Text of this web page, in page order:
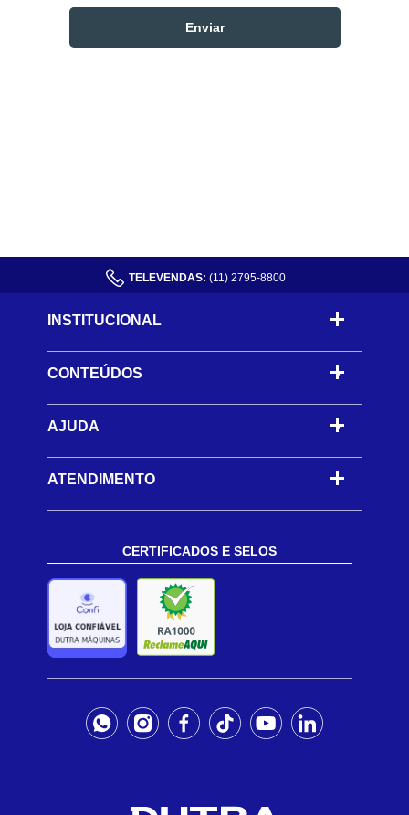
TELEVENDAS: (11) 2795-8800
INSTITUCIONAL
CONTEÚDOS -
AJUDA -
ATENDIMENTO
CERTIFICADOS E SELOS